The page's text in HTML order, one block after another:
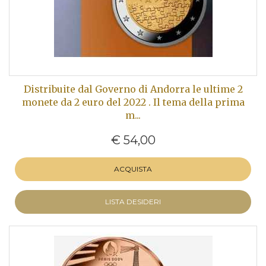
Distribuite dal Governo di Andorra le ultime 2
monete da 2 euro del 2022 . Il tema della prima
m...
€ 54,00
ACQUISTA
LISTA DESIDERI